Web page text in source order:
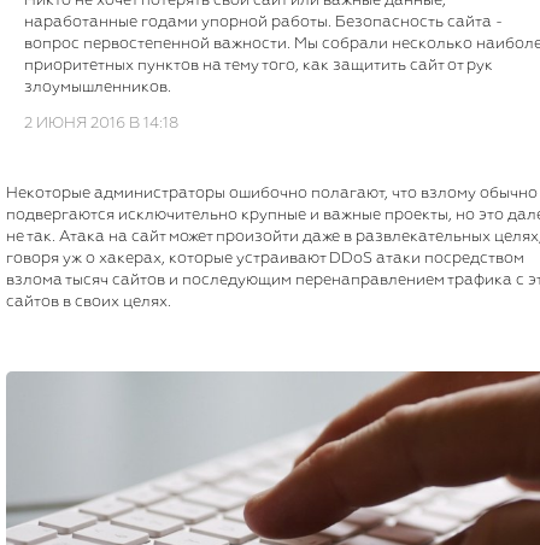
наработанные годами упорной работы. Безопасность сайта -
вопрос первостепенной важности. Мы собрали несколько
приоритетных пунктов на тему того, как защитить сайт от рук
злоумышленников.
2 ИЮНЯ 2016 В 14:18
Некоторые администраторы ошибочно полагают, что взлому обычно
подвергаются исключительно крупные и важные проекты, но это
не так. Атака на сайт может произойти даже в развлекательных
говоря уж о хакерах, которые устраивают DDoS атаки посредством
взлома тысяч сайтов и последующим перенаправлением трафика с
сайтов в своих целях.